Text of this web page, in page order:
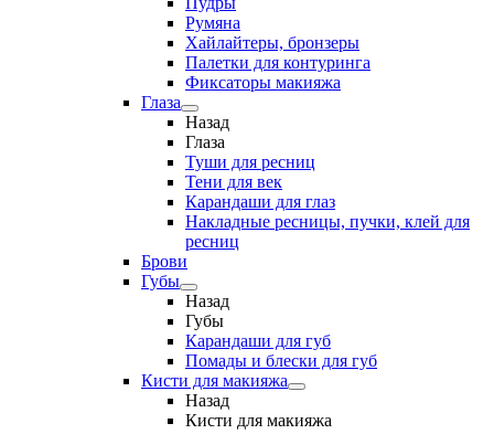
Румяна
Хайлайтеры, бронзеры
Палетки для контуринга
Фиксаторы макияжа
Глаза
Назад
Глаза
Туши для ресниц
Тени для век
Карандаши для глаз
Накладные ресницы, пучки, клей для
ресниц
Брови
Губы
Назад
Губы
Карандаши для губ
Помады и блески для губ
Кисти для макияжа
Назад
Кисти для макияжа